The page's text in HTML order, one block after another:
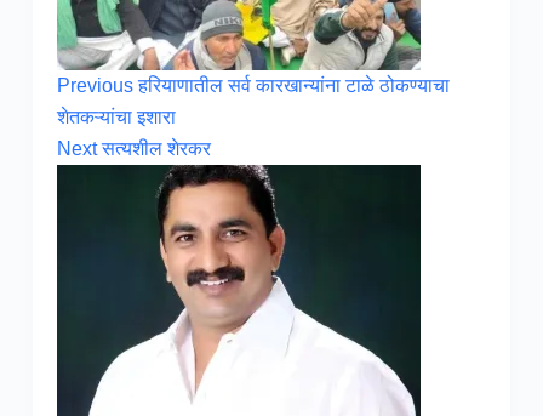
Previousहरियाणातील सर्व कारखान्यांना टाळे ठोकण्याचा
शेतकऱ्यांचा इशारा
Nextसत्यशील शेरकर